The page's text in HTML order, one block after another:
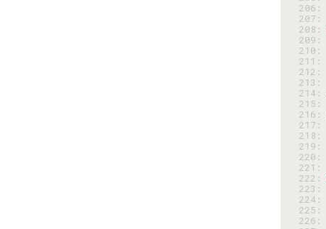
206:
207:
208:
209:
210:
211:
212:
213:
214:
215:
216:
217:
218:
219:
220:
221:
222:
223:
224:
225:
226: